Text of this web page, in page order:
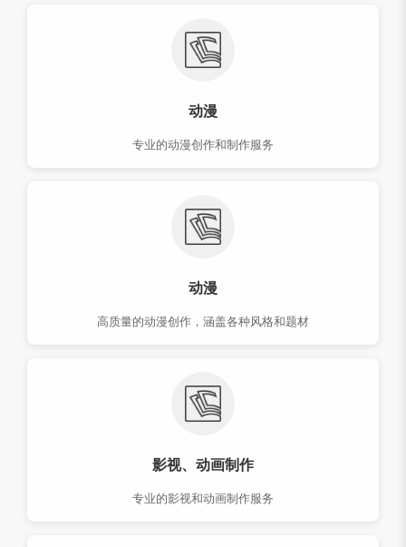
动漫
专业的动漫创作和制作服务
动漫
高质量的动漫创作，涵盖各种风格和题材
影视、动画制作
专业的影视和动画制作服务